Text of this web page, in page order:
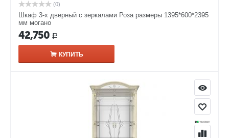
(0)
Шкаф 3-х дверный с зеркалами Роза размеры 1395*600*2395
мм могано
42,750 Р
КУПИТЬ